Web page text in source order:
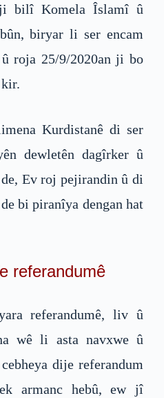
ji bilî Komela Îslamî û
biryar li ser encam
û roja 25/9/2020an ji bo
kir.
Kurdistanê di ser
dewletên dagîrker û
Ev roj pejirandin û di
bi piranîya dengan hat
referandumê
referandumê, liv û
wê li asta navxwe û
dije referandum
armanc hebû, ew jî